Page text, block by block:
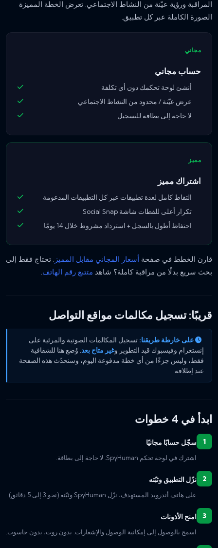
المراقبة ورؤية عيّنة من النشاط الاجتماعي. تعرض الخطة المميزة
الصورة الكاملة عبر كل تطبيق.
مجاني
حساب مجاني
أنشئ لوحة تحكمك دون أي تكلفة
عرض عيّنة / محدود من النشاط الاجتماعي
لا حاجة إلى بطاقة للتسجيل
مميز
اشتراك مميز
التقاط كامل لعدة تطبيقات عبر كل التطبيقات المدعومة
تكرار أعلى للقطات شاشة Social Snap
احتفاظ أطول بالسجل + استرداد مشروط خلال 14 يومًا
قارن الخطط في صفحة أسعار المجاني مقابل المميز . تحتاج فقط إلى
بحث سريع بدلًا من مراقبة كاملة؟ شاهد متتبع رقم الهاتف
قريبًا: تسجيل مكالمات مواقع التواصل
على خارطة طريقنا: تسجيل المكالمات الصوتية والمرئية على
إنستغرام وفيسبوك قيد التطوير وغير متاح بعد . وُضع هنا للشفافية
فقط، وليس جزءًا من أي خطة مدفوعة اليوم، وسنحدّث هذه الصفحة
عند إطلاقه.
ابدأ في 4 خطوات
سجّل حسابًا مجانيًا
اشترك في لوحة تحكم SpyHuman. لا حاجة إلى بطاقة.
نزّل التطبيق وثبّته
على هاتف أندرويد المستهدف، نزّل SpyHuman وثبّته (نحو 3 إلى 5 دقائق).
امنح الأذونات
اسمح بالوصول إلى إمكانية الوصول والإشعارات. بدون روت، بدون حاسوب.